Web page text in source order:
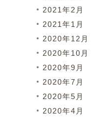
2021年2月
2021年1月
2020年12月
2020年10月
2020年9月
2020年7月
2020年5月
2020年4月